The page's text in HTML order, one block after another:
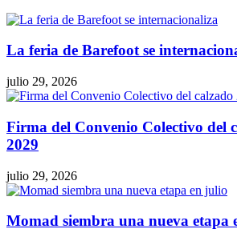
La feria de Barefoot se
julio 29, 2026
Firma del Convenio Colectivo del
2029
julio 29, 2026
Momad siembra una nueva etapa